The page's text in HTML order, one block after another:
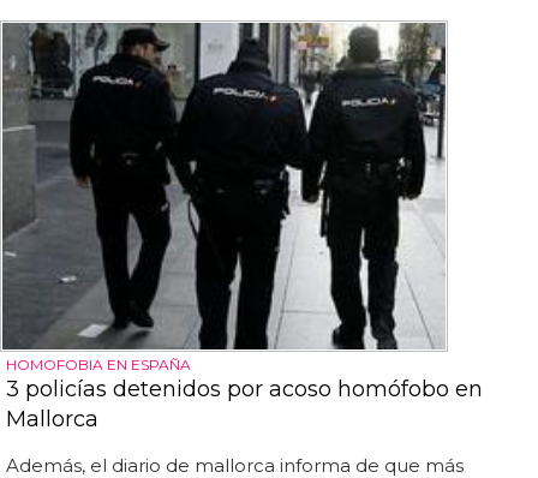
HOMOFOBIA EN ESPAÑA
3 policías detenidos por acoso homófobo en
Mallorca
Además, el diario de mallorca informa de que más